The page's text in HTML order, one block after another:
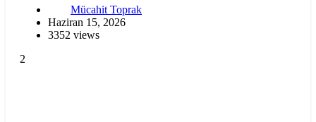
Mücahit Toprak
Haziran 15, 2026
3352 views
2